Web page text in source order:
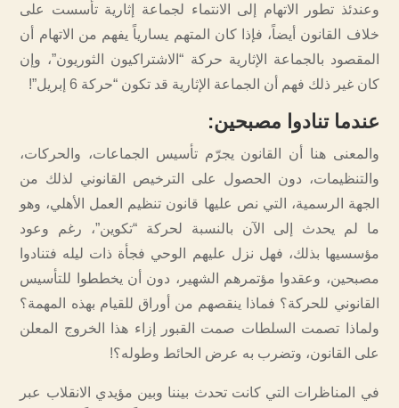
وعندئذ تطور الاتهام إلى الانتماء لجماعة إثارية تأسست على
خلاف القانون أيضاً، فإذا كان المتهم يسارياً يفهم من الاتهام أن
المقصود بالجماعة الإثارية حركة “الاشتراكيون الثوريون”، وإن
كان غير ذلك فهم أن الجماعة الإثارية قد تكون “حركة 6 إبريل”!
عندما تنادوا مصبحين:
والمعنى هنا أن القانون يجرّم تأسيس الجماعات، والحركات،
والتنظيمات، دون الحصول على الترخيص القانوني لذلك من
الجهة الرسمية، التي نص عليها قانون تنظيم العمل الأهلي، وهو
ما لم يحدث إلى الآن بالنسبة لحركة “تكوين”، رغم وعود
مؤسسيها بذلك، فهل نزل عليهم الوحي فجأة ذات ليله فتنادوا
مصبحين، وعقدوا مؤتمرهم الشهير، دون أن يخططوا للتأسيس
القانوني للحركة؟ فماذا ينقصهم من أوراق للقيام بهذه المهمة؟
ولماذا تصمت السلطات صمت القبور إزاء هذا الخروج المعلن
على القانون، وتضرب به عرض الحائط وطوله؟!
في المناظرات التي كانت تحدث بيننا وبين مؤيدي الانقلاب عبر